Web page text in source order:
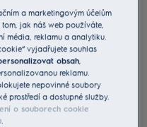
a marketingovým účelům
jak náš web používáte,
média, reklamu a analytiku.
vyjadřujete souhlas
obsah,
reklamu.
nepovinné soubory
prostředí a dostupné služby.
o souborech cookie
.